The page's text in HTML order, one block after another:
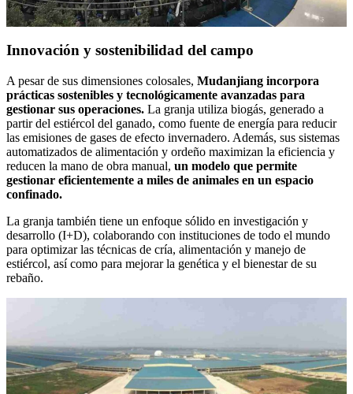
Innovación y sostenibilidad del campo
A pesar de sus dimensiones colosales, Mudanjiang incorpora
prácticas sostenibles y tecnológicamente avanzadas para
gestionar sus operaciones. La granja utiliza biogás, generado a
partir del estiércol del ganado, como fuente de energía para reducir
las emisiones de gases de efecto invernadero. Además, sus sistemas
automatizados de alimentación y ordeño maximizan la eficiencia y
reducen la mano de obra manual, un modelo que permite
gestionar eficientemente a miles de animales en un espacio
confinado.
La granja también tiene un enfoque sólido en investigación y
desarrollo (I+D), colaborando con instituciones de todo el mundo
para optimizar las técnicas de cría, alimentación y manejo de
estiércol, así como para mejorar la genética y el bienestar de su
rebaño.